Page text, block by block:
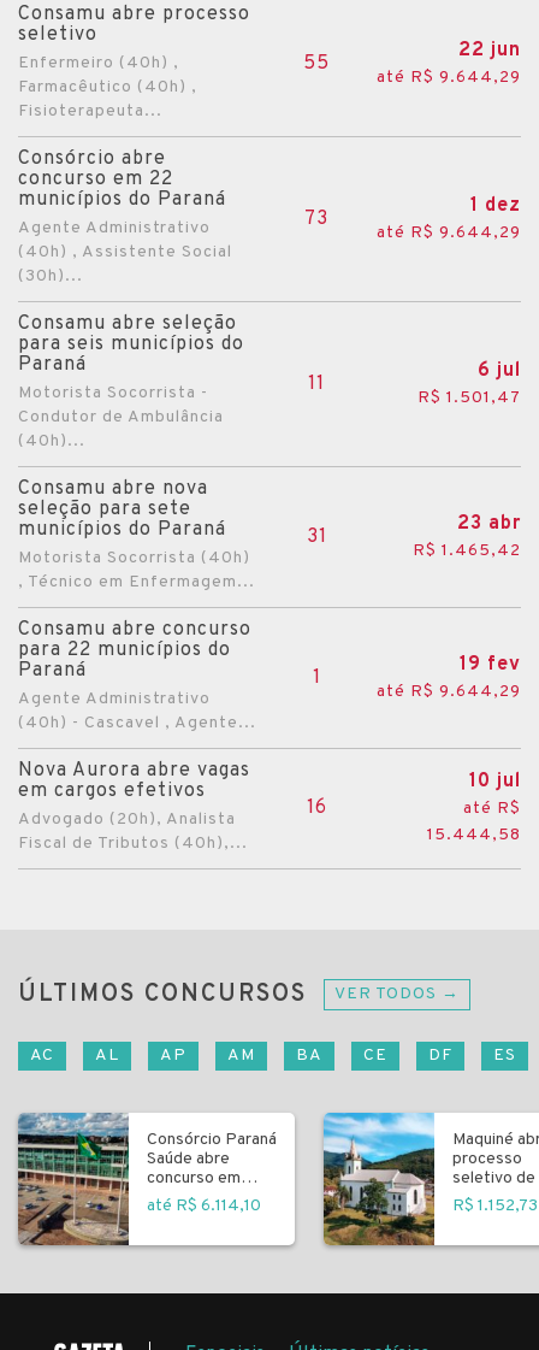
Consamu abre processo
seletivo
Enfermeiro (40h) ,
Farmacêutico (40h) ,
Fisioterapeuta...
55
22 jun
até R$ 9.644,29
Consórcio abre
concurso em 22
municípios do Paraná
Agente Administrativo
(40h) , Assistente Social
(30h)...
73
1 dez
até R$ 9.644,29
Consamu abre seleção
para seis municípios do
Paraná
Motorista Socorrista -
Condutor de Ambulância
(40h)...
11
6 jul
R$ 1.501,47
Consamu abre nova
seleção para sete
municípios do Paraná
Motorista Socorrista (40h)
, Técnico em Enfermagem...
31
23 abr
R$ 1.465,42
Consamu abre concurso
para 22 municípios do
Paraná
Agente Administrativo
(40h) - Cascavel , Agente...
1
19 fev
até R$ 9.644,29
Nova Aurora abre vagas
em cargos efetivos
Advogado (20h), Analista
Fiscal de Tributos (40h),...
16
10 jul
até R$
15.444,58
ÚLTIMOS CONCURSOS VER TODOS →
AC AL AP AM BA CE DF ES
Consórcio Paraná
Saúde abre
concurso em
Curitiba
até R$ 6.114,10
Maquiné
processo
seletivo de
R$ 1.152,73